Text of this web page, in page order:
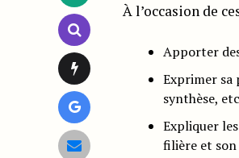
À l’occasion de
Apporter
Exprimer sa
synthèse,
Expliquer
filière et